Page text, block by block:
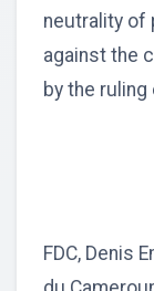
neutrality of
against the
by the ruling
FDC, Denis